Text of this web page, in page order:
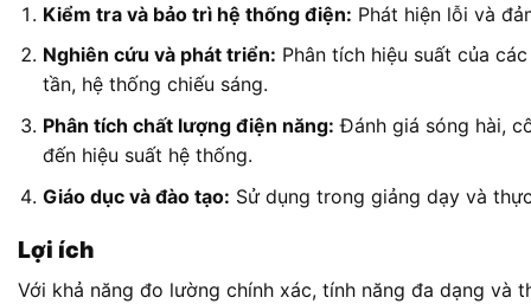
Kiểm tra và bảo trì hệ thống điện: Phát hiện lỗi và
Nghiên cứu và phát triển: Phân tích hiệu suất của
tần, hệ thống chiếu sáng.
Phân tích chất lượng điện năng: Đánh giá sóng hài,
đến hiệu suất hệ thống.
Giáo dục và đào tạo: Sử dụng trong giảng dạy và
Lợi ích
Với khả năng đo lường chính xác, tính năng đa dạng và